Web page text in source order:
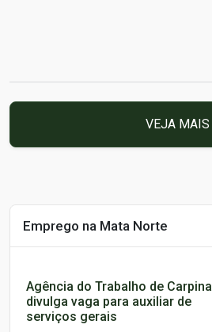
VEJA MAIS
Emprego na Mata Norte
Agência do Trabalho de Carpina
divulga vaga para auxiliar de
serviços gerais